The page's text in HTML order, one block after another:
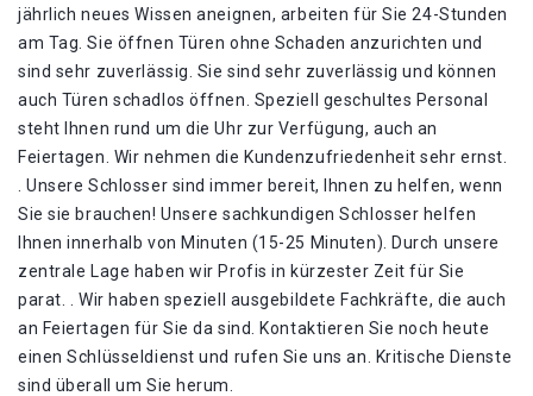
jährlich neues Wissen aneignen, arbeiten für Sie 24-Stunden
am Tag. Sie öffnen Türen ohne Schaden anzurichten und
sind sehr zuverlässig. Sie sind sehr zuverlässig und können
auch Türen schadlos öffnen. Speziell geschultes Personal
steht Ihnen rund um die Uhr zur Verfügung, auch an
Feiertagen. Wir nehmen die Kundenzufriedenheit sehr ernst.
. Unsere Schlosser sind immer bereit, Ihnen zu helfen, wenn
Sie sie brauchen! Unsere sachkundigen Schlosser helfen
Ihnen innerhalb von Minuten (15-25 Minuten). Durch unsere
zentrale Lage haben wir Profis in kürzester Zeit für Sie
parat. . Wir haben speziell ausgebildete Fachkräfte, die auch
an Feiertagen für Sie da sind. Kontaktieren Sie noch heute
einen Schlüsseldienst und rufen Sie uns an. Kritische Dienste
sind überall um Sie herum.